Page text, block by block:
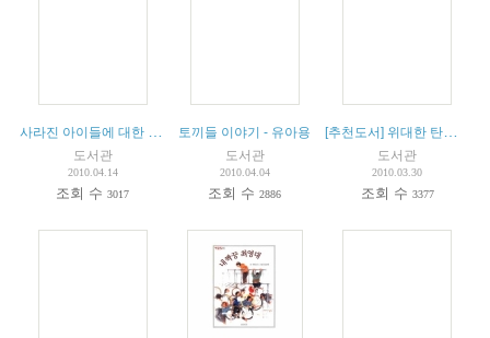
도서관
2010.04.14
조회 수3017
토끼들 이야기 - 유아용
도서관
2010.04.04
조회 수2886
[추천도서] 위대한 탄생 - 유아용
도서관
2010.03.30
조회 수 3377